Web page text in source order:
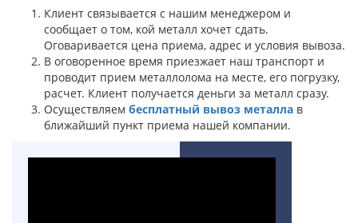
Клиент связывается с нашим менеджером и
сообщает о том, кой металл хочет сдать.
Оговаривается цена приема, адрес и условия вывоза.
В оговоренное время приезжает наш транспорт и
проводит прием металлолома на месте, его погрузку,
расчет. Клиент получается деньги за металл сразу.
Осуществляем бесплатный вывоз металла в
ближайший пункт приема нашей компании.